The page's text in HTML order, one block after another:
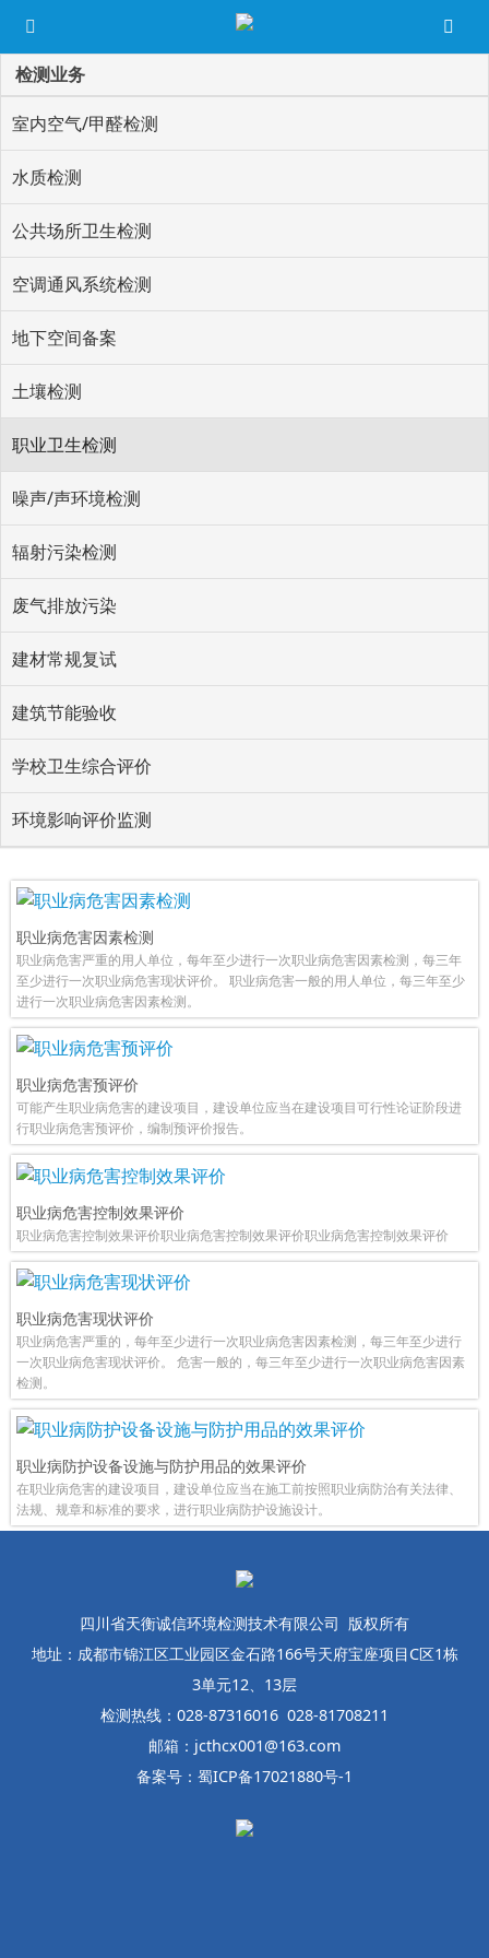
检测业务
室内空气/甲醛检测
水质检测
公共场所卫生检测
空调通风系统检测
地下空间备案
土壤检测
职业卫生检测
噪声/声环境检测
辐射污染检测
废气排放污染
建材常规复试
建筑节能验收
学校卫生综合评价
环境影响评价监测
职业病危害因素检测
职业病危害严重的用人单位，每年至少进行一次职业病危害因素检测，每三年
至少进行一次职业病危害现状评价。 职业病危害一般的用人单位，每三年至少
进行一次职业病危害因素检测。
职业病危害预评价
可能产生职业病危害的建设项目，建设单位应当在建设项目可行性论证阶段进
行职业病危害预评价，编制预评价报告。
职业病危害控制效果评价
职业病危害控制效果评价职业病危害控制效果评价职业病危害控制效果评价
职业病危害现状评价
职业病危害严重的，每年至少进行一次职业病危害因素检测，每三年至少进行
一次职业病危害现状评价。 危害一般的，每三年至少进行一次职业病危害因素
检测。
职业病防护设备设施与防护用品的效果评价
在职业病危害的建设项目，建设单位应当在施工前按照职业病防治有关法律、
法规、规章和标准的要求，进行职业病防护设施设计。
四川省天衡诚信环境检测技术有限公司 版权所有
地址：成都市锦江区工业园区金石路166号天府宝座项目C区1栋
3单元12、13层
检测热线：028-87316016 028-81708211
邮箱：jcthcx001@163.com
备案号：蜀ICP备17021880号-1